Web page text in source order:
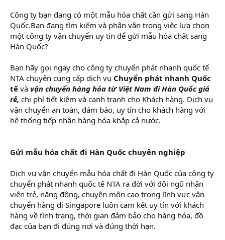
e
r
Công ty bạn đang có một mẫu hóa chất cần gửi sang Hàn
Quốc.Bạn đang tìm kiếm và phân vân trong việc lựa chọn
một công ty vận chuyển uy tín để gửi mẫu hóa chất sang
Hàn Quốc?
Bạn hãy gọi ngay cho công ty chuyển phát nhanh quốc tế
NTA chuyên cung cấp dịch vụ Chuyển phát nhanh Quốc
tếvà vận chuyển hàng hóa từ Việt Nam đi Hàn Quốc giá
rẻ, chi phí tiết kiệm và cạnh tranh cho Khách hàng. Dịch vụ
vận chuyển an toàn, đảm bảo, uy tín cho khách hàng với
hệ thống tiếp nhận hàng hóa khắp cả nước.
Gửi mẫu hóa chất đi Hàn Quốc chuyên nghiệp
Dịch vụ vận chuyển mẫu hóa chất đi Hàn Quốc của công ty
chuyển phát nhanh quốc tế NTA ra đời với đội ngũ nhân
viên trẻ, năng động, chuyên môn cao trong lĩnh vực vận
chuyển hàng đi Singapore luôn cam kết uy tín với khách
hàng về tình trạng, thời gian đảm bảo cho hàng hóa, đồ
đạc của bạn đi đúng nơi và đúng thời hạn.